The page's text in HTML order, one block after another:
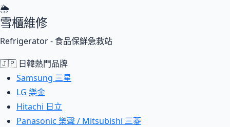
🌦
雪櫃維修
Refrigerator - 食品保鮮急救站
🇯🇵 日韓熱門品牌
Samsung 三星
LG 樂金
Hitachi 日立
Panasonic 樂聲 / Mitsubishi 三菱